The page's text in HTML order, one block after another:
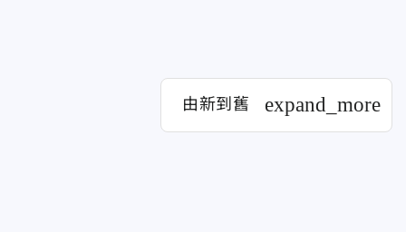
由新到舊 expand_more